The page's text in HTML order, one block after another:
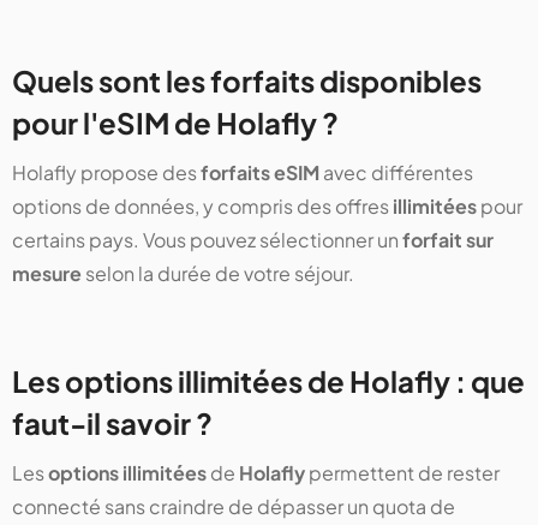
Quels sont les forfaits disponibles
pour l'eSIM de Holafly ?
Holafly propose desforfaits eSIM avec différentes
options de données, y compris des offresillimitéespour
certains pays. Vous pouvez sélectionner unforfait sur
mesureselon la durée de votre séjour.
Les options illimitées de Holafly : que
faut-il savoir ?
Lesoptions illimitéesde Holaflypermettent de rester
connecté sans craindre de dépasser un quota de